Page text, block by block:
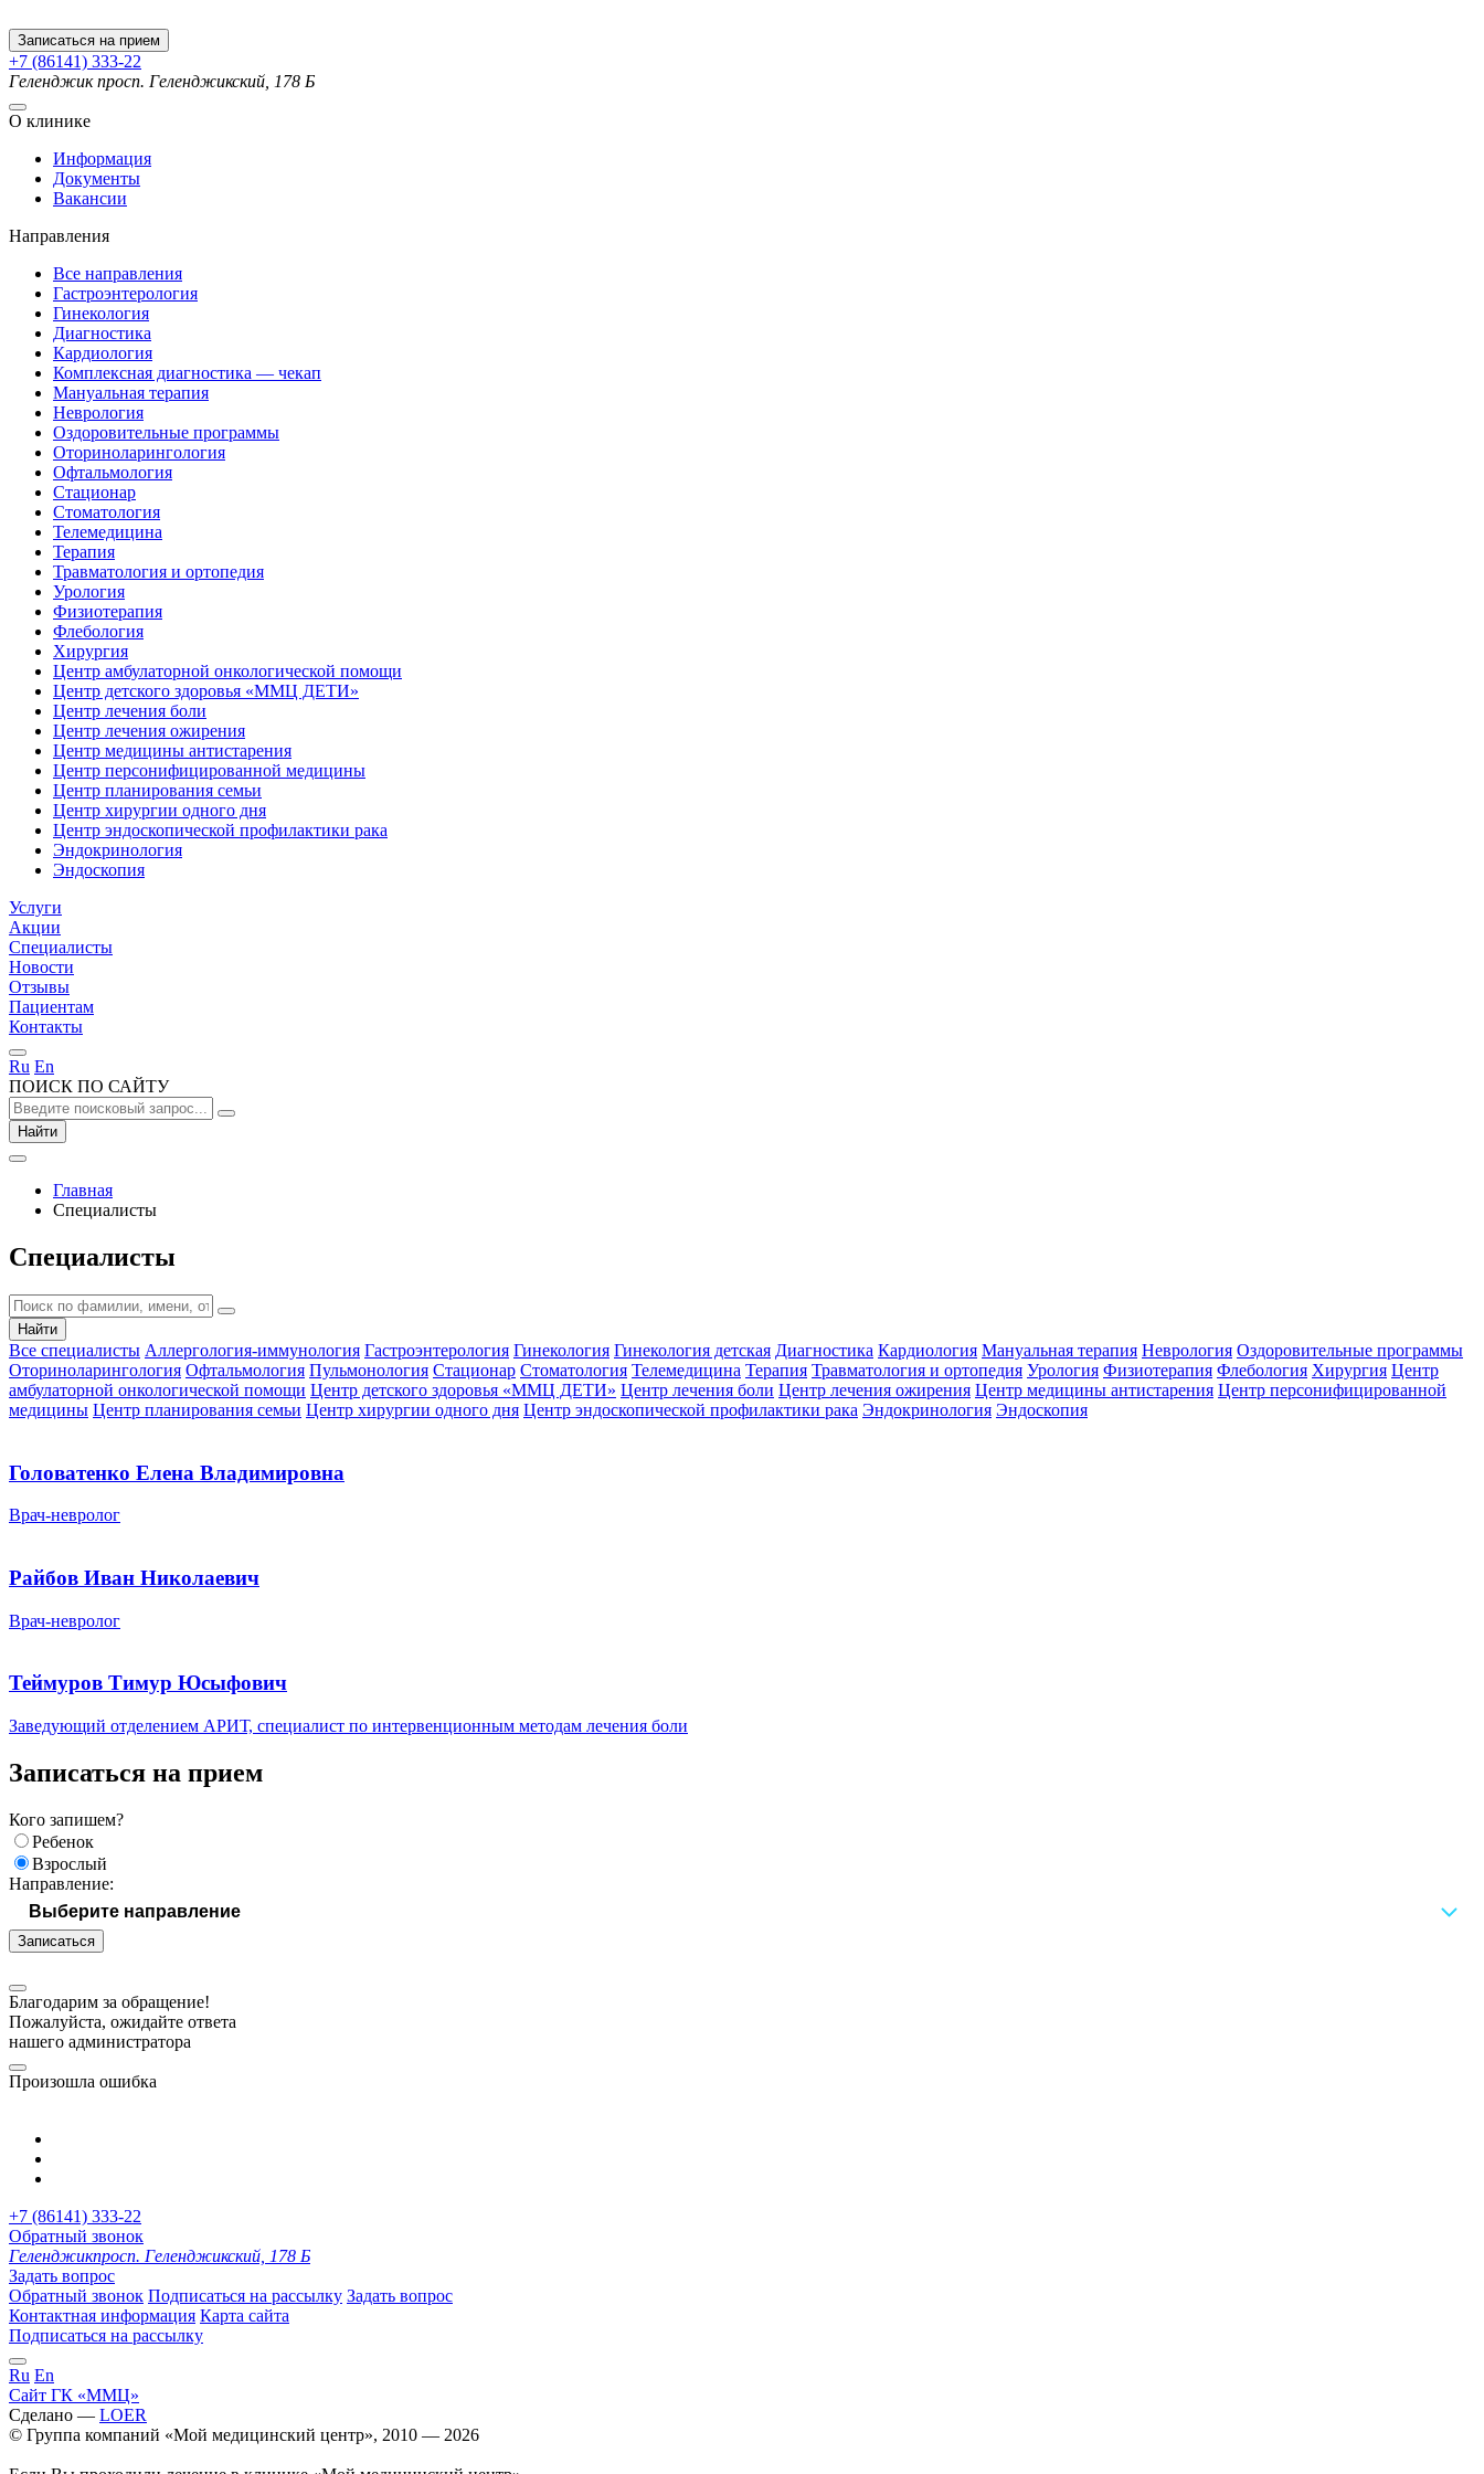
Записаться на прием
+7 (86141) 333-22
Геленджикпросп. Геленджикский, 178 Б
О клинике
Информация
Документы
Вакансии
Направления
Все направления
Гастроэнтерология
Гинекология
Диагностика
Кардиология
Комплексная диагностика — чекап
Мануальная терапия
Неврология
Оздоровительные программы
Оториноларингология
Офтальмология
Стационар
Стоматология
Телемедицина
Терапия
Травматология и ортопедия
Урология
Физиотерапия
Флебология
Хирургия
Центр амбулаторной онкологической помощи
Центр детского здоровья «ММЦ ДЕТИ»
Центр лечения боли
Центр лечения ожирения
Центр медицины антистарения
Центр персонифицированной медицины
Центр планирования семьи
Центр хирургии одного дня
Центр эндоскопической профилактики рака
Эндокринология
Эндоскопия
Услуги
Акции
Специалисты
Новости
Отзывы
Пациентам
Контакты
Ru En
ПОИСК ПО САЙТУ
Найти
Главная
Специалисты
Специалисты
Найти
Все специалисты Аллергология-иммунология Гастроэнтерология Гинекология Гинекология детская Диагностика Кардиология Мануальная терапия Неврология Оздоровительные программы
Оториноларингология Офтальмология Пульмонология Стационар Стоматология Телемедицина Терапия Травматология и ортопедия Урология Физиотерапия Флебология Хирургия Центр
амбулаторной онкологической помощи Центр детского здоровья «ММЦ ДЕТИ» Центр лечения боли Центр лечения ожирения Центр медицины антистарения Центр персонифицированной
медицины Центр планирования семьи Центр хирургии одного дня Центр эндоскопической профилактики рака Эндокринология Эндоскопия
Головатенко Елена Владимировна
Врач-невролог
Райбов Иван Николаевич
Врач-невролог
Теймуров Тимур Юсыфович
Заведующий отделением АРИТ, специалист по интервенционным методам лечения боли
Записаться на прием
Кого запишем?
Ребенок
Взрослый
Направление:
Записаться
Благодарим за обращение!
Пожалуйста, ожидайте ответа
нашего администратора
Произошла ошибка
+7 (86141) 333-22
Обратный звонок
Геленджикпросп. Геленджикский, 178 Б
Задать вопрос
Обратный звонок Подписаться на рассылку Задать вопрос
Контактная информация Карта сайта
Подписаться на рассылку
Ru En
Сайт ГК «ММЦ»
Сделано — LOER
© Группа компаний «Мой медицинский центр», 2010 — 2026